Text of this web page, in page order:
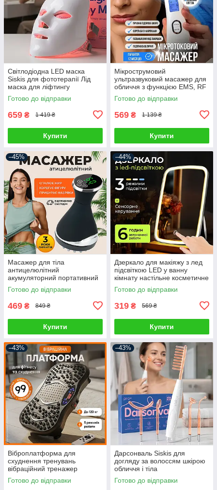
Світлодіодна LED маска
Siskis для фототерапії Лід
маска для ліфтингу
омолодження та відновлення
Готово до відправки
659 ₴ 1 419 ₴
Купити
Мікрострумовий
ультразвуковий масажер для
обличчя з функцією EMS, RF
та світлотерапії LED із
мікрострумами, скрабер
Готово до відправки
569 ₴ 1 139 ₴
Купити
–45%
Масажер для тіла
антицелюлітний
акумуляторний портативний
інфрачервоний прогрів
Готово до відправки
469 ₴ 849 ₴
Купити
–44%
Дзеркало для макіяжу з лед
підсвіткою LED у ванну
кімнату настільне косметичне
сенсорне на USB
Готово до відправки
319 ₴ 569 ₴
Купити
–43%
Віброплатформа для
схуднення тренувань
вібраційний тренажер
атицелюлітний для фітнесу
схуднення та зміцнення
Готово до відправки
–43%
Дарсонваль Siskis для
догляду за волоссям шкірою
обличчя і тіла
Косметологічний апарат
Гребінець для
Готово до відправки